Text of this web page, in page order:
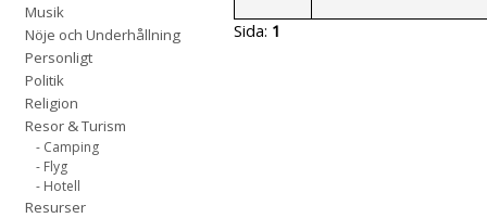
Musik
Nöje och Underhållning
Personligt
Politik
Religion
Resor & Turism
- Camping
- Flyg
- Hotell
Resurser
Sida: 1